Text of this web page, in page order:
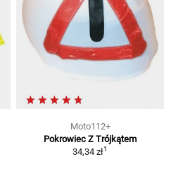
Moto112+
Pokrowiec Z Trójkątem
34,34 zł1